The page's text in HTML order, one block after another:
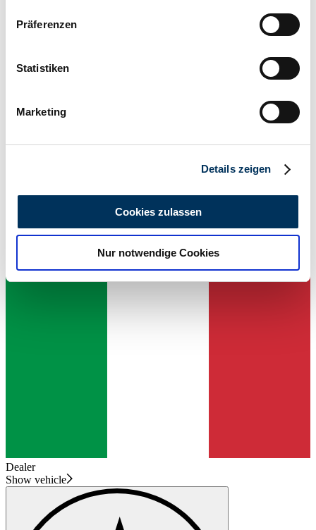
Informationen über Ihre geografische Lage
können
bestimmten Merkmalen (Fingerprinting) identifizieren
Erfahren Sie mehr darüber, wie Ihre persönlichen Daten
analysieren. Außerdem geben wir Informationen zu Ihrer
Verwendung unserer Website an unsere Partner für
soziale Medien, Werbung und Analysen weiter. Unsere
Präferenzen
Statistiken
Marketing
Details zeigen
Cookies zulassen
Nur notwendige Cookies
Dealer
Show vehicle